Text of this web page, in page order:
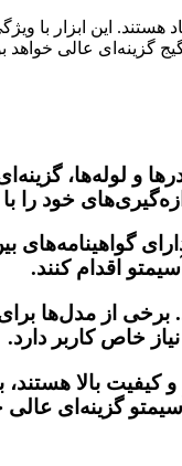
این ابزار با
گزینه‌ای عالی خواهد
و لوله‌ها،
خود را
گواهینامه‌های
اقدام کنند.
برخی از مدل‌ها
خاص کاربر دارد.
بالا
گزینه‌ای عالی